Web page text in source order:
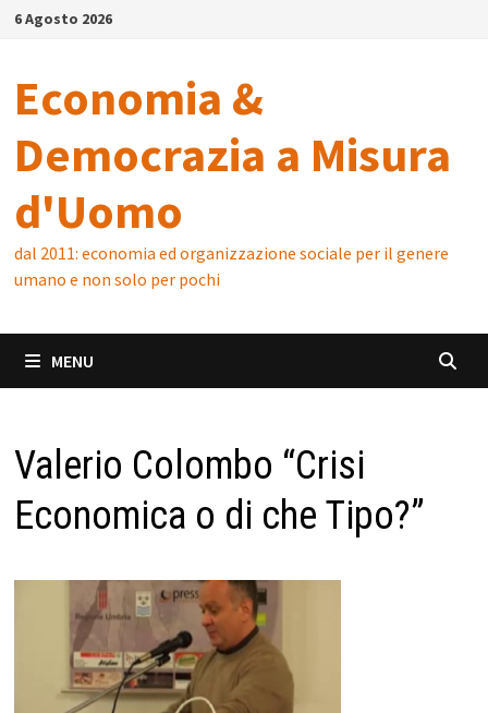
Skip6 Agosto 2026
Economia &
Democrazia a Misura
d'Uomo
dal 2011: economia ed organizzazione sociale per il genere
umano e non solo per pochi
MENU
Valerio Colombo “Crisi
Economica o di che Tipo?”